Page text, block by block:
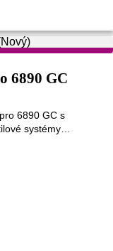
6890 GC
6890 GC s
systémy